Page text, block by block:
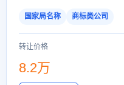
国家局名称 商标类公司
转让价格
8.2万